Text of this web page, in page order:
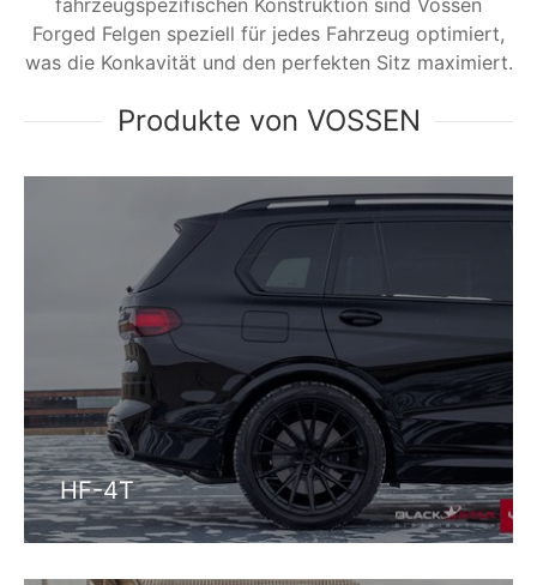
fahrzeugspezifischen Konstruktion sind Vossen
Forged Felgen speziell für jedes Fahrzeug optimiert,
was die Konkavität und den perfekten Sitz maximiert.
Produkte von VOSSEN
HF-4T